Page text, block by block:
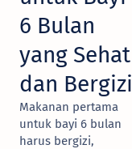
6 Bulan
yang Sehat
dan Bergizi
Makanan pertama
untuk bayi 6 bulan
harus bergizi,